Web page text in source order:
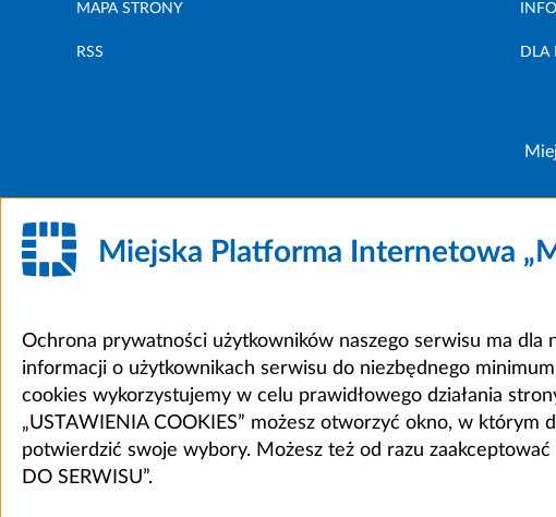
MAPA STRONY
RSS DLA
Miejska Platforma Internetowa
Ochrona prywatności użytkowników naszego serwisu ma dla
informacji o użytkownikach serwisu do niezbędnego
cookies wykorzystujemy w celu prawidłowego działania
„USTAWIENIA COOKIES” możesz otworzyć okno, w
potwierdzić swoje wybory. Możesz też od razu
DO SERWISU”.